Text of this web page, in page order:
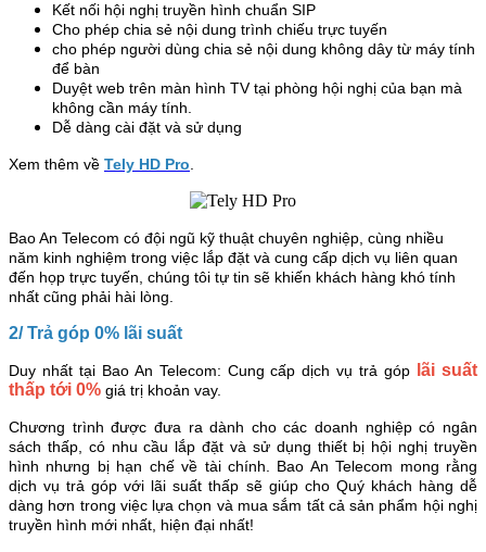
Kết nối hội nghị truyền hình chuẩn SIP
Cho phép chia sẻ nội dung trình chiếu trực tuyến
cho phép người dùng chia sẻ nội dung không dây từ máy tính
để bàn
Duyệt web trên màn hình TV tại phòng hội nghị của bạn mà
không cần máy tính.
Dễ dàng cài đặt và sử dụng
Xem thêm về Tely HD Pro.
Bao An Telecom có đội ngũ kỹ thuật chuyên nghiệp, cùng nhiều
năm kinh nghiệm trong việc lắp đặt và cung cấp dịch vụ liên quan
đến họp trực tuyến, chúng tôi tự tin sẽ khiến khách hàng khó tính
nhất cũng phải hài lòng.
2/ Trả góp 0% lãi suất
Duy nhất tại Bao An Telecom: Cung cấp dịch vụ trả góp
lãi suất
thấp tới 0% giá trị khoản vay.
Chương trình được đưa ra dành cho các doanh nghiệp có ngân
sách thấp, có nhu cầu lắp đặt và sử dụng thiết bị hội nghị truyền
hình nhưng bị hạn chế về tài chính. Bao An Telecom mong rằng
dịch vụ trả góp với lãi suất thấp sẽ giúp cho Quý khách hàng dễ
dàng hơn trong việc lựa chọn và mua sắm tất cả sản phẩm hội nghị
truyền hình mới nhất, hiện đại nhất!